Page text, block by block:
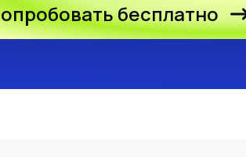
бесплатно